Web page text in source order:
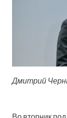
Дмитрий